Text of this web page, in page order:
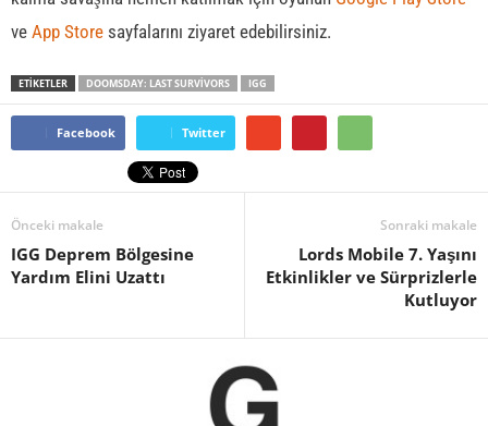
ve App Store sayfalarını ziyaret edebilirsiniz.
ETİKETLER DOOMSDAY: LAST SURVIVORS IGG
Facebook Twitter
Önceki makale
IGG Deprem Bölgesine
Yardım Elini Uzattı
Sonraki makale
Lords Mobile 7. Yaşını
Etkinlikler ve Sürprizlerle
Kutluyor